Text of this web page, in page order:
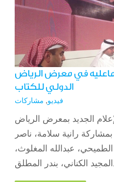
وماعليه في معرض الرياض
الدولي للكتاب
فيديو, مشاركات
الجديد بمعرض الرياض
الدولي للكتاب 2014 بمشاركة رانية سلامة، ناصر
عبدالله المغلوث،
الكناني، بندر المطلق